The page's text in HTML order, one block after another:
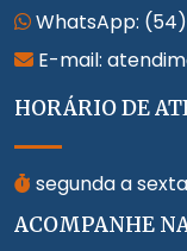
WhatsApp:
E-mail:
HORÁRIO DE
segunda a
ACOMPANHE